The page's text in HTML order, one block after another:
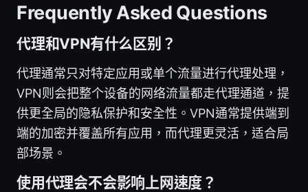
Frequently Asked Questions
代理和VPN有什么区别？
代理通常只对特定应用或单个流量进行代理处理，
VPN则会把整个设备的网络流量都走代理通道，提
供更全局的隐私保护和安全性。VPN通常提供端到
端的加密并覆盖所有应用，而代理更灵活，适合局
部场景。
使用代理会不会影响上网速度？